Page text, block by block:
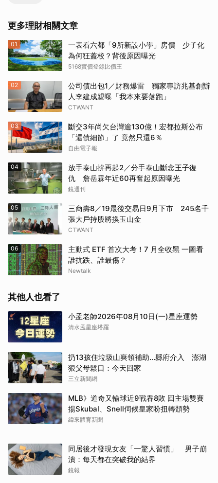
更多理財相關文章
01
一表看六都「9所新設小學」房價 少子化
為何狂蓋校？背後原因曝光
5168實價登錄比價王
02
公司債出包1／財務爆雷 獨家專訪兆基創辦
人李建成親曝「我本來要落跑」
CTWANT
03
斷交3年尚欠台灣逾130億！宏都拉斯公布
「還債細節」了 竟然只還6％
自由電子報
04
放手泰山拚再起2／分手泰山斷念王子復
仇 詹岳霖年近60再奮起原因曝光
鏡週刊
05
三商壽8／19最後交易日9月下市 245名千
張大戶持股將換玉山金
CTWANT
06
主動式 ETF 首次大考！7 月全收黑 一圖看
誰抗跌、誰最傷？
Newtalk
其他人也看了
小孟老師2026年08月10日(一)星座運勢
清水孟星座塔羅
扔13孩住垃圾山爽領補助…縣府介入 澎湖
狠父母鬆口：今天回家
三立新聞網
MLB》道奇又輸球近9戰吞8敗 回主場雙賽
揚Skubal、Snell伺候皇家盼扭轉頹勢
緯來體育新聞
同居後才發現女友「一驚人習慣」 男子崩
潰：每天都在突破我的結界
鏡報